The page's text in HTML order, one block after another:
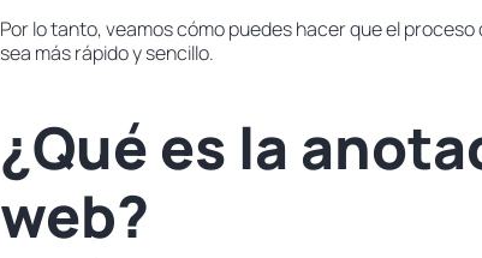
Por lo tanto, veamos cómo puedes hacer que el
sea más rápido y sencillo.
¿Qué es la
web?